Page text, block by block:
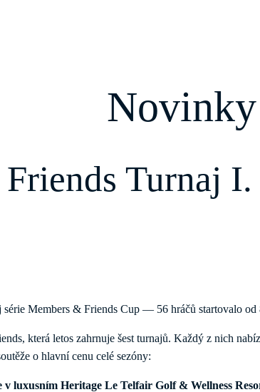
Turnaj I.
Members & Friends Cup — 56 hráčů startovalo
která letos zahrnuje šest turnajů. Každý z nich
o hlavní cenu celé sezóny:
v luxusním Heritage Le Telfair Golf & Wellness